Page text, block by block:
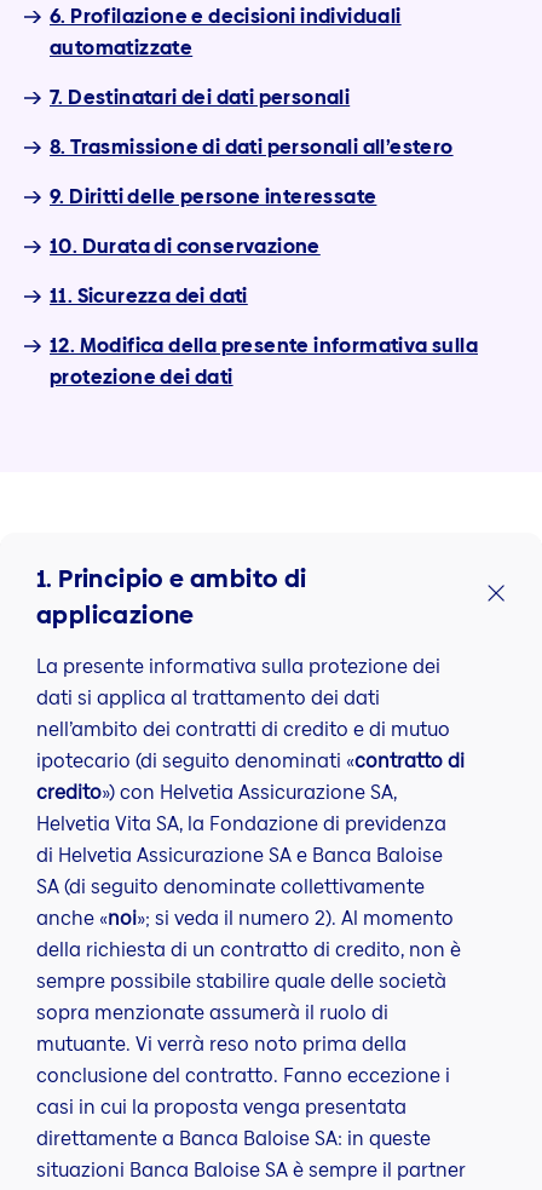
6. Profilazione e decisioni individuali
automatizzate
7. Destinatari dei dati personali
8. Trasmissione di dati personali all’estero
9. Diritti delle persone interessate
10. Durata di conservazione
11. Sicurezza dei dati
12. Modifica della presente informativa sulla
protezione dei dati
1. Principio e ambito di
applicazione
La presente informativa sulla protezione dei
dati si applica al trattamento dei dati
nell’ambito dei contratti di credito e di mutuo
ipotecario (di seguito denominati «contratto di
credito») con Helvetia Assicurazione SA,
Helvetia Vita SA, la Fondazione di previdenza
di Helvetia Assicurazione SA e Banca Baloise
SA (di seguito denominate collettivamente
anche «noi»; si veda il numero 2). Al momento
della richiesta di un contratto di credito, non è
sempre possibile stabilire quale delle società
sopra menzionate assumerà il ruolo di
mutuante. Vi verrà reso noto prima della
conclusione del contratto. Fanno eccezione i
casi in cui la proposta venga presentata
direttamente a Banca Baloise SA: in queste
situazioni Banca Baloise SA è sempre il partner